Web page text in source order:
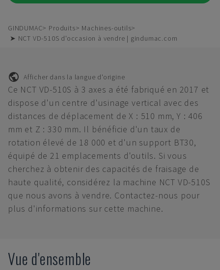
GINDUMAC Produits
Machines-outils
➤ NCT VD-510S d'occasion à vendre | gindumac.com
Afficher dans la langue d'origine
Ce NCT VD-510S à 3 axes a été fabriqué en 2017 et
dispose d'un centre d'usinage vertical avec des
distances de déplacement de X : 510 mm, Y : 406
mm et Z : 330 mm. Il bénéficie d'un taux de
rotation élevé de 18 000 et d'un support BT30,
équipé de 21 emplacements d'outils. Si vous
cherchez à obtenir des capacités de fraisage de
haute qualité, considérez la machine NCT VD-510S
que nous avons à vendre. Contactez-nous pour
plus d'informations sur cette machine.
Vue d'ensemble